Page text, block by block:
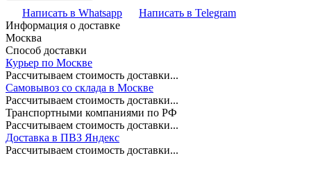
Написать в Whatsapp
Написать в Telegram
Информация о доставке
Москва
Способ доставки
Курьер по Москве
Рассчитываем стоимость доставки...
Самовывоз со склада в Москве
Рассчитываем стоимость доставки...
Транспортными компаниями по РФ
Рассчитываем стоимость доставки...
Доставка в ПВЗ Яндекс
Рассчитываем стоимость доставки...